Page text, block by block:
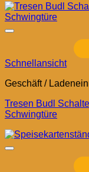
Schnellansicht
Geschäft /
Tresen Budl
Schwingtüre